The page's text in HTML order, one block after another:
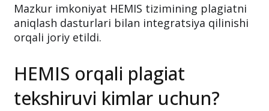
Mazkur imkoniyat HEMIS tizimining plagiatni
aniqlash dasturlari bilan integratsiya qilinishi
orqali joriy etildi.
HEMIS orqali plagiat
tekshiruvi kimlar uchun?